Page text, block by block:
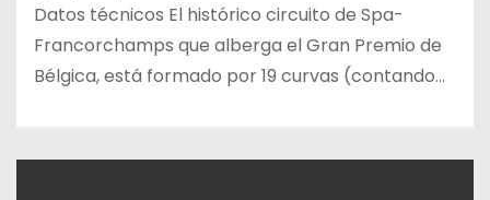
Datos técnicos El histórico circuito de Spa-
Francorchamps que alberga el Gran Premio de
Bélgica, está formado por 19 curvas (contando…